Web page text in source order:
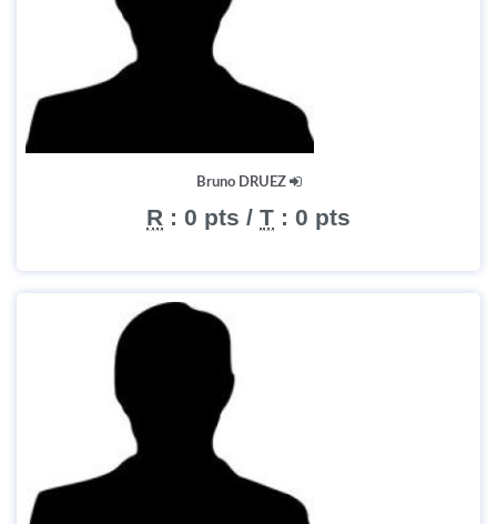
Bruno DRUEZ
R : 0 pts / T : 0 pts